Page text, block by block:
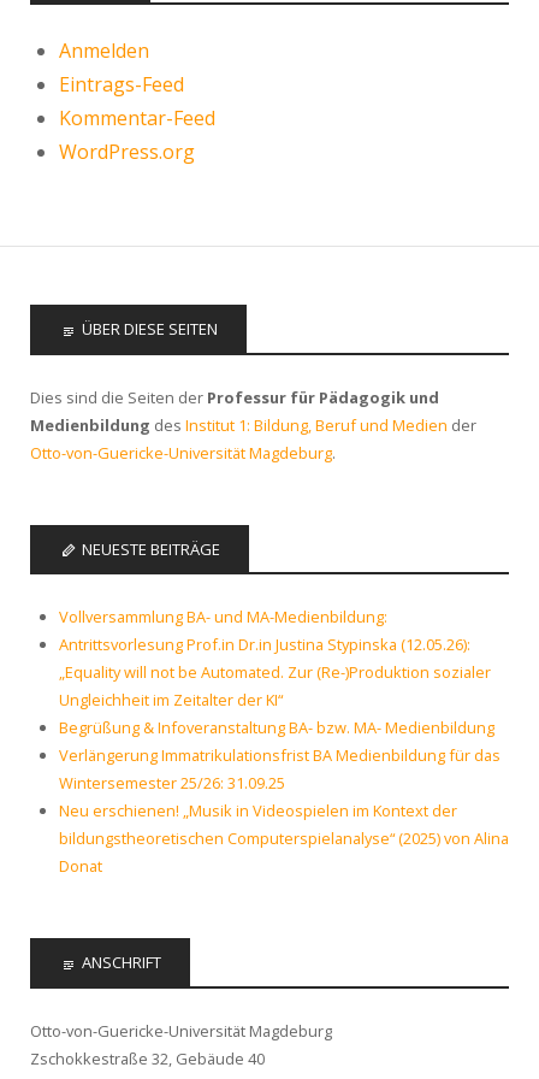
Anmelden
Eintrags-Feed
Kommentar-Feed
WordPress.org
ÜBER DIESE SEITEN
Dies sind die Seiten der Professur für Pädagogik und
Medienbildung des Institut 1: Bildung, Beruf und Medien der
Otto-von-Guericke-Universität Magdeburg.
NEUESTE BEITRÄGE
Vollversammlung BA- und MA-Medienbildung:
Antrittsvorlesung Prof.in Dr.in Justina Stypinska (12.05.26):
„Equality will not be Automated. Zur (Re-)Produktion sozialer
Ungleichheit im Zeitalter der KI“
Begrüßung & Infoveranstaltung BA- bzw. MA- Medienbildung
Verlängerung Immatrikulationsfrist BA Medienbildung für das
Wintersemester 25/26: 31.09.25
Neu erschienen! „Musik in Videospielen im Kontext der
bildungstheoretischen Computerspielanalyse“ (2025) von Alina
Donat
ANSCHRIFT
Otto-von-Guericke-Universität Magdeburg
Zschokkestraße 32, Gebäude 40